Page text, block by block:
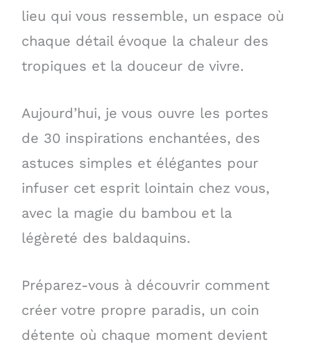
lieu qui vous ressemble, un espace où
chaque détail évoque la chaleur des
tropiques et la douceur de vivre.
Aujourd’hui, je vous ouvre les portes
de 30 inspirations enchantées, des
astuces simples et élégantes pour
infuser cet esprit lointain chez vous,
avec la magie du bambou et la
légèreté des baldaquins.
Préparez-vous à découvrir comment
créer votre propre paradis, un coin
détente où chaque moment devient